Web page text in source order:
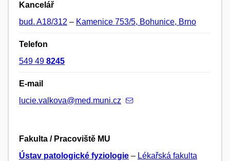
Kancelář
bud. A18/312 – Kamenice 753/5, Bohunice, Brno
Telefon
549 49 8245
E-mail
lucie.valkova@med.muni.cz
Fakulta / Pracoviště MU
Ústav patologické fyziologie – Lékařská fakulta